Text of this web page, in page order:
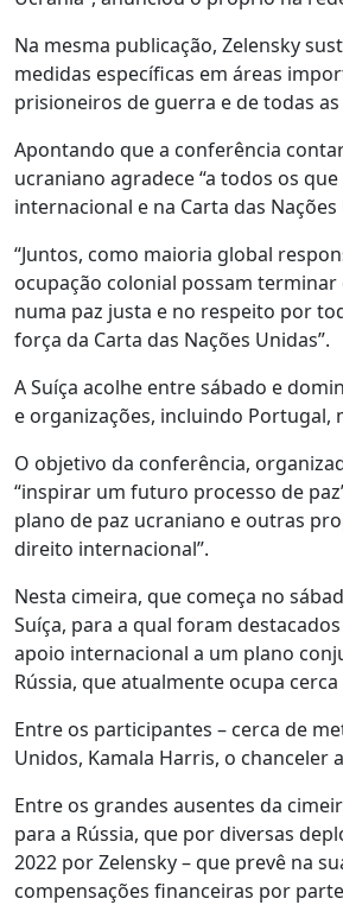
Na mesma publicação, Zelensky
medidas específicas em áreas
prisioneiros de guerra e de todas
Apontando que a conferência
ucraniano agradece “a todos os
internacional e na Carta das Nações
“Juntos, como maioria global
ocupação colonial possam
numa paz justa e no respeito por
força da Carta das Nações Unidas”.
A Suíça acolhe entre sábado e
e organizações, incluindo Portugal,
O objetivo da conferência,
“inspirar um futuro processo de
plano de paz ucraniano e outras
direito internacional”.
Nesta cimeira, que começa no
Suíça, para a qual foram
apoio internacional a um plano
Rússia, que atualmente ocupa
Entre os participantes – cerca de
Unidos, Kamala Harris, o chanceler
Entre os grandes ausentes da
para a Rússia, que por diversas
2022 por Zelensky – que prevê na
compensações financeiras por